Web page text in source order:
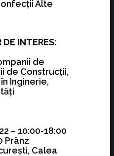
Alte
DE INTERES:
de
de Construcții,
Inginerie,
– 10:00-18:00
Prânz
Calea